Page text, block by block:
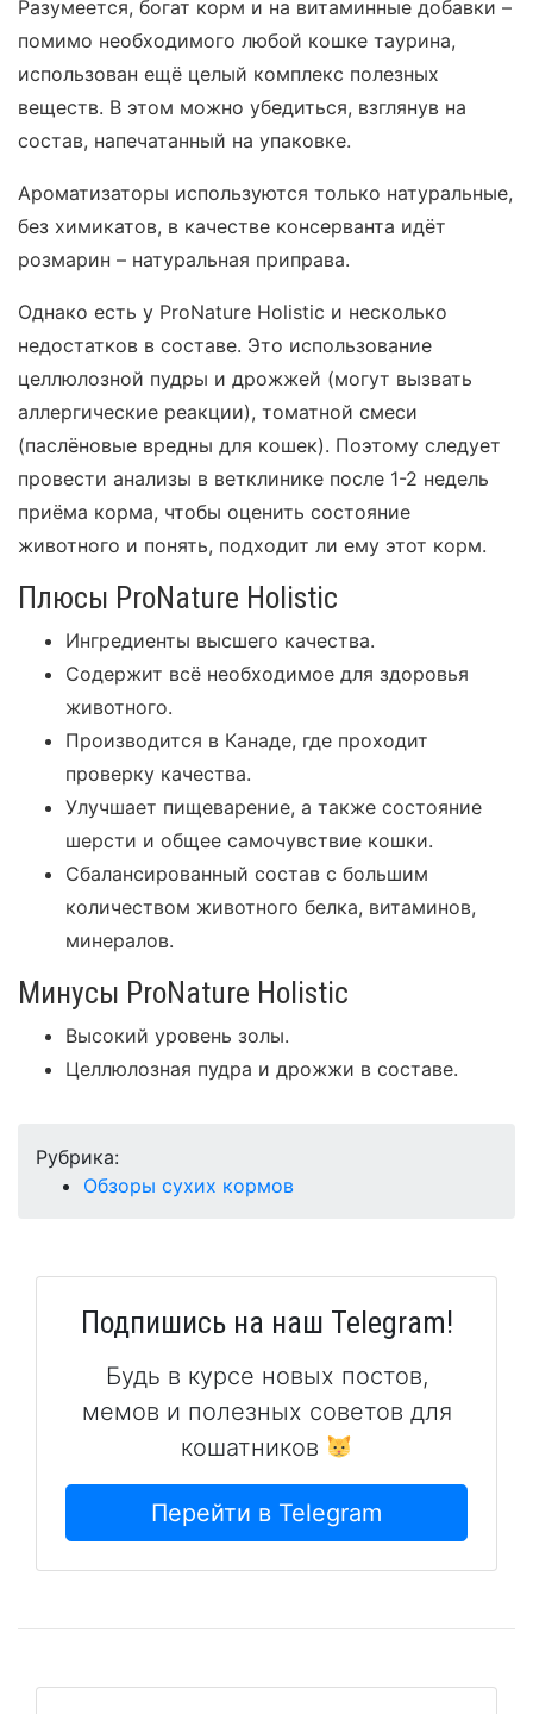
Разумеется, богат корм и на витаминные добавки –
помимо необходимого любой кошке таурина,
использован ещё целый комплекс полезных
веществ. В этом можно убедиться, взглянув на
состав, напечатанный на упаковке.
Ароматизаторы используются только натуральные,
без химикатов, в качестве консерванта идёт
розмарин – натуральная приправа.
Однако есть у ProNature Holistic и несколько
недостатков в составе. Это использование
целлюлозной пудры и дрожжей (могут вызвать
аллергические реакции), томатной смеси
(паслёновые вредны для кошек). Поэтому следует
провести анализы в ветклинике после 1-2 недель
приёма корма, чтобы оценить состояние
животного и понять, подходит ли ему этот корм.
Плюсы ProNature Holistic
Ингредиенты высшего качества.
Содержит всё необходимое для здоровья
животного.
Производится в Канаде, где проходит
проверку качества.
Улучшает пищеварение, а также состояние
шерсти и общее самочувствие кошки.
Сбалансированный состав с большим
количеством животного белка, витаминов,
минералов.
Минусы ProNature Holistic
Высокий уровень золы.
Целлюлозная пудра и дрожжи в составе.
Рубрика:
Обзоры сухих кормов
Подпишись на наш Telegram!
Будь в курсе новых постов,
мемов и полезных советов для
кошатников
Перейти в Telegram